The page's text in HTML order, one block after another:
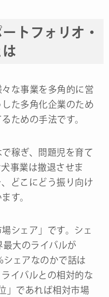
トフォリオ・
な事業を多角的に営
た多角化企業のため
ための手法です。
稼ぎ、問題児を育て
事業は撤退させま
どこにどう振り向け
す。
シェア」です。シェ
大のライバルが
シェアなのかで話は
イバルとの相対的な
」であれば相対市場